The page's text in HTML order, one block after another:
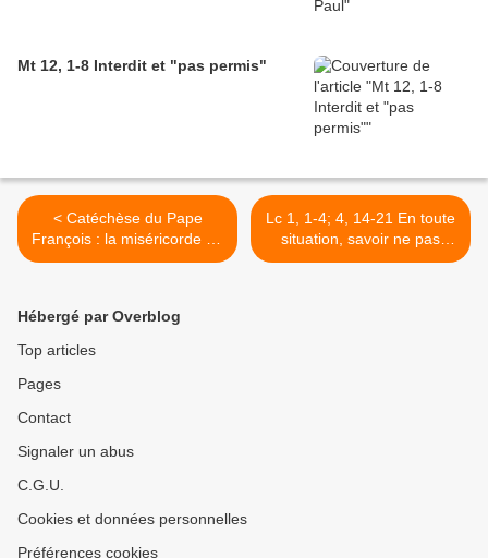
Mt 12, 1-8 Interdit et "pas permis"
< Catéchèse du Pape
François : la miséricorde de
Dieu, qui opère dans le
Lc 1, 1-4; 4, 14-21 En toute
situation, savoir ne pas
rester spectateur… >
Hébergé par Overblog
Top articles
Pages
Contact
Signaler un abus
C.G.U.
Cookies et données personnelles
Préférences cookies